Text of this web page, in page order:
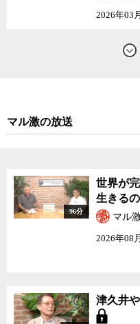
2026年03
マル激の放送
96分
世界が
生きる
マル
2026年08
津久井